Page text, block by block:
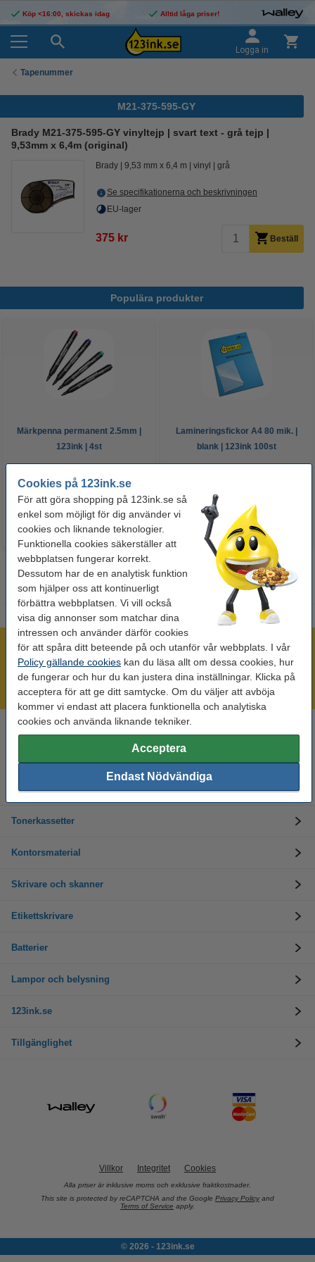
Cookies på 123ink.se
För att göra shopping på 123ink.se så
enkel som möjligt för dig använder vi
cookies och liknande teknologier.
Funktionella cookies säkerställer att
webbplatsen fungerar korrekt.
Dessutom har de en analytisk funktion
som hjälper oss att kontinuerligt
förbättra webbplatsen. Vi vill också
visa dig annonser som matchar dina
intressen och använder därför cookies
för att spåra ditt beteende på och utanför vår webbplats. I vår
Policy gällande cookies kan du läsa allt om dessa cookies, hur
de fungerar och hur du kan justera dina inställningar. Klicka på
acceptera för att ge ditt samtycke. Om du väljer att avböja
kommer vi endast att placera funktionella och analytiska
cookies och använda liknande tekniker.
Acceptera
Endast Nödvändiga
Köp <16:00, skickas idag Alltid låga priser!
Logga in
Tapenummer
M21-375-595-GY
Brady M21-375-595-GY vinyltejp | svart text - grå tejp |
9,53mm x 6,4m (original)
Brady 9,53 mm x 6,4 m vinyl grå
Se specifikationerna och beskrivningen
EU-lager
375 kr Beställ
Populära produkter
Märkpenna permanent 2.5mm |
123ink | 4st
50 kr Inkl. 25% Moms
Lamineringsfickor A4 80 mik. |
blank | 123ink 100st
Mer än 300.000 kunder!
Beställ innan 16:00 så skickar vi idag!
Alltid låga priser!
Behöver du hjälp? Ring oss på 08-550 04 123
Helgfria vardagar från kl. 9:00 till 16:00
Bläckpatroner
Tonerkassetter
Kontorsmaterial
Skrivare och skanner
Etikettskrivare
Batterier
Lampor och belysning
123ink.se
Tillgänglighet
Villkor Integritet Cookies
Alla priser är inklusive moms och exklusive fraktkostnader.
This site is protected by reCAPTCHA and the Google Privacy Policy and
Terms of Service apply.
© 2026 - 123ink.se